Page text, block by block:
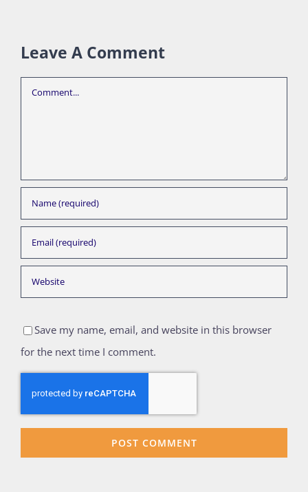
Leave A Comment
Comment
Save my name, email, and website in this browser
for the next time I comment.